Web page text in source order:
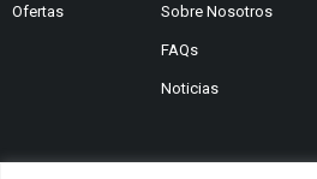
Ofertas Sobre Nosotros
FAQs
Noticias